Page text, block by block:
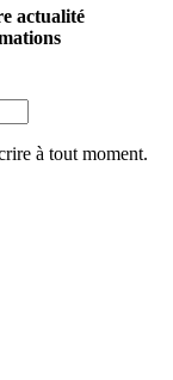
actualité
à tout moment.